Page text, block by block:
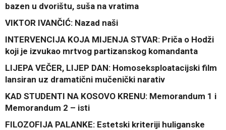
bazen u dvorištu, suša na vratima
VIKTOR IVANČIĆ: Nazad naši
INTERVENCIJA KOJA MIJENJA STVAR: Priča o Hodži
koji je izvukao mrtvog partizanskog komandanta
LIJEPA VEČER, LIJEP DAN: Homoseksploatacijski film
lansiran uz dramatični mučenički narativ
KAD STUDENTI NA KOSOVO KRENU: Memorandum 1 i
Memorandum 2 – isti
FILOZOFIJA PALANKE: Estetski kriteriji huliganske